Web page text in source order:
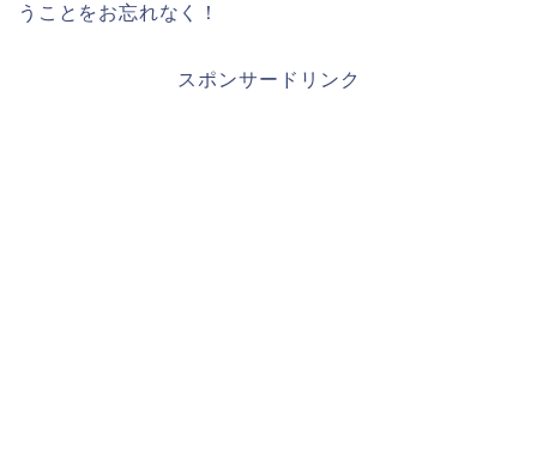
うことをお忘れなく！
スポンサードリンク